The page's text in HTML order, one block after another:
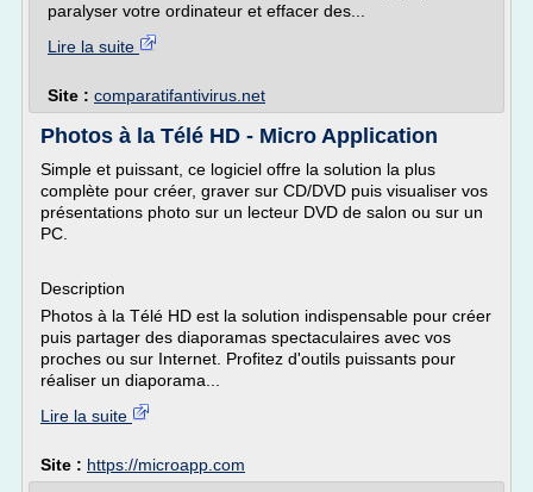
paralyser votre ordinateur et effacer des...
Lire la suite
Site : comparatifantivirus.net
Photos à la Télé HD - Micro Application
Simple et puissant, ce logiciel offre la solution la plus
complète pour créer, graver sur CD/DVD puis visualiser vos
présentations photo sur un lecteur DVD de salon ou sur un
PC.
Description
Photos à la Télé HD est la solution indispensable pour créer
puis partager des diaporamas spectaculaires avec vos
proches ou sur Internet. Profitez d'outils puissants pour
réaliser un diaporama...
Lire la suite
Site : https://microapp.com